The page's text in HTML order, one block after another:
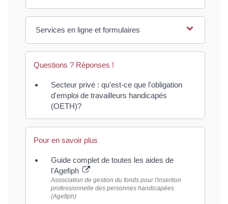
Services en ligne et formulaires
Questions ? Réponses !
Secteur privé : qu'est-ce que l'obligation
d'emploi de travailleurs handicapés
(OETH)?
Pour en savoir plus
Guide complet de toutes les aides de
l'Agefiph
Association de gestion du fonds pour l'insertion
professionnelle des personnes handicapées
(Agefiph)